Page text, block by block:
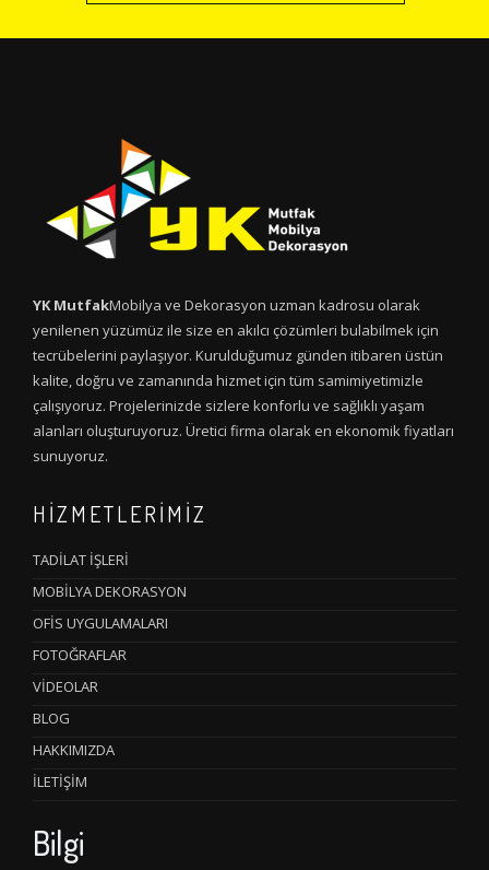
YK MutfakMobilya ve Dekorasyon uzman kadrosu olarak
yenilenen yüzümüz ile size en akılcı çözümleri bulabilmek için
tecrübelerini paylaşıyor. Kurulduğumuz günden itibaren üstün
kalite, doğru ve zamanında hizmet için tüm samimiyetimizle
çalışıyoruz. Projelerinizde sizlere konforlu ve sağlıklı yaşam
alanları oluşturuyoruz. Üretici firma olarak en ekonomik fiyatları
sunuyoruz.
HİZMETLERİMİZ
TADİLAT İŞLERİ
MOBİLYA DEKORASYON
OFİS UYGULAMALARI
FOTOĞRAFLAR
VİDEOLAR
BLOG
HAKKIMIZDA
İLETİŞİM
Bilgi